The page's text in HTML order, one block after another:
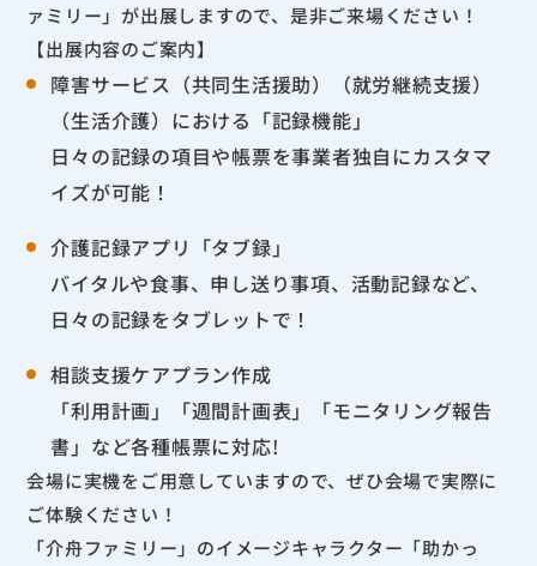
ァミリー」が出展しますので、是非ご来場ください！
【出展内容のご案内】
障害サービス（共同生活援助）（就労継続支援）
（生活介護）における「記録機能」
日々の記録の項目や帳票を事業者独自にカスタマ
イズが可能！
介護記録アプリ「タブ録」
バイタルや食事、申し送り事項、活動記録など、
日々の記録をタブレットで！
相談支援ケアプラン作成
「利用計画」「週間計画表」「モニタリング報告
書」など各種帳票に対応!
会場に実機をご用意していますので、ぜひ会場で実際に
ご体験ください！
「介舟ファミリー」のイメージキャラクター「助かっ